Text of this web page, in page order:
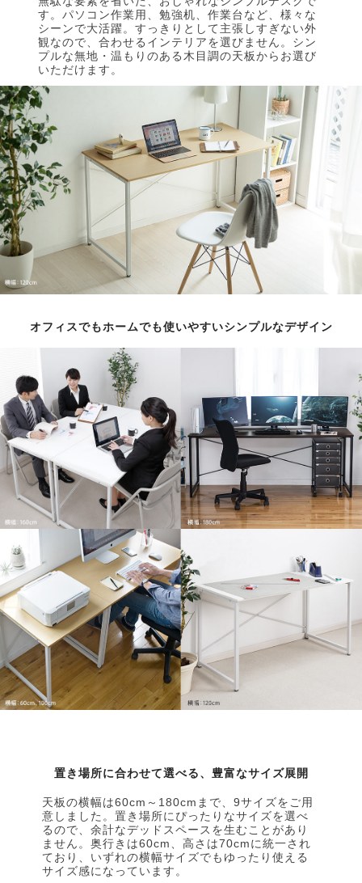
す。パソコン作業用、勉強机、作業台など、様々な
シーンで大活躍。すっきりとして主張しすぎない外
観なので、合わせるインテリアを選びません。シン
プルな無地・温もりのある木目調の天板からお選び
いただけます。
オフィスでもホームでも使いやすいシンプルなデザイン
置き場所に合わせて選べる、豊富なサイズ展開
天板の横幅は60cm～180cmまで、9サイズをご用
意しました。置き場所にぴったりなサイズを選べ
るので、余計なデッドスペースを生むことがあり
ません。奥行きは60cm、高さは70cmに統一され
ており、いずれの横幅サイズでもゆったり使える
サイズ感になっています。